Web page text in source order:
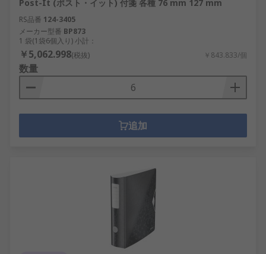
Post-It (ポスト・イット) 付箋 各種 76 mm 127 mm
RS品番 124-3405
メーカー型番 BP873
1 袋(1袋6個入り) 小計：
￥5,062.998(税抜) ￥843.833/個
数量
追加